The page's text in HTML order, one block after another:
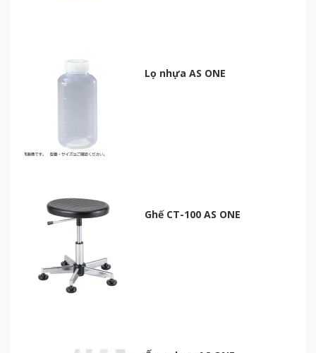
Lọ nhựa AS ONE
Ghế CT-100 AS ONE